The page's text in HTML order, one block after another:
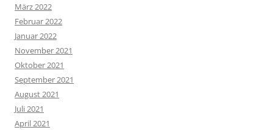
März 2022
Februar 2022
Januar 2022
November 2021
Oktober 2021
September 2021
August 2021
Juli 2021
April 2021